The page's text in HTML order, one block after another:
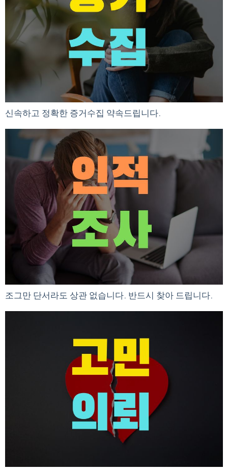
신속하고 정확한 증거수집 약속드립니다.
조그만 단서라도 상관 없습니다. 반드시 찾아 드립니다.